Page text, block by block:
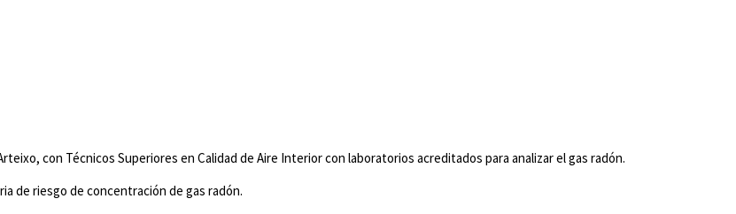
con Técnicos Superiores en Calidad de Aire Interior con laboratorios acreditados para analizar el gas radón.
de riesgo de concentración de gas radón.